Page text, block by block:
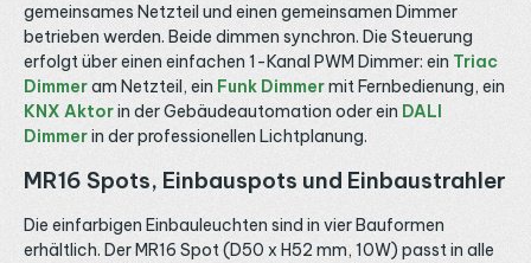
gemeinsames Netzteil und einen gemeinsamen Dimmer
betrieben werden. Beide dimmen synchron. Die Steuerung
erfolgt über einen einfachen 1-Kanal PWM Dimmer: ein Triac
Dimmeram Netzteil, ein Funk Dimmermit Fernbedienung, ein
KNX Aktorin der Gebäudeautomation oder ein DALI
Dimmerin der professionellen Lichtplanung.
MR16 Spots, Einbauspots und Einbaustrahler
Die einfarbigen Einbauleuchten sind in vier Bauformen
erhältlich. Der MR16 Spot (D50 x H52 mm, 10W) passt in alle